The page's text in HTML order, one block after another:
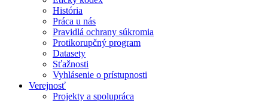
História
Práca u nás
Pravidlá ochrany súkromia
Protikorupčný program
Datasety
Sťažnosti
Vyhlásenie o prístupnosti
Verejnosť
Projekty a spolupráca